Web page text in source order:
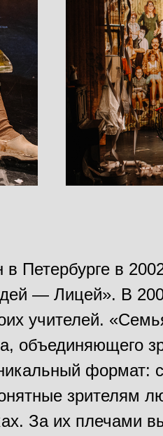
Петербурге в
— Лицей». В
учителей.
объединяющего
формат:
зрителям
За их плечами